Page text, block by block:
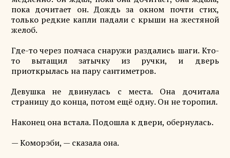
пока дочитает он. Дождь за окном почти стих,
только редкие капли падали с крыши на жестяной
желоб.
Где-то через полчаса снаружи раздались шаги. Кто-
то вытащил затычку из ручки, и дверь
приоткрылась на пару сантиметров.
Девушка не двинулась с места. Она дочитала
страницу до конца, потом ещё одну. Он не торопил.
Наконец она встала. Подошла к двери, обернулась.
— Коморэби, — сказала она.